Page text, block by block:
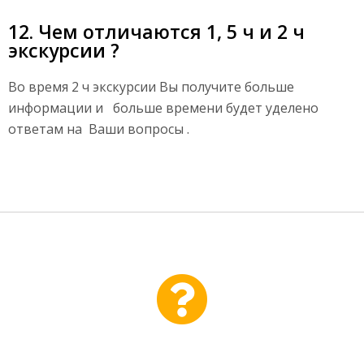
12. Чем отличаются 1, 5 ч и 2 ч
экскурсии ?
Во время 2 ч экскурсии Вы получите больше
информации и больше времени будет уделено
ответам на Ваши вопросы .